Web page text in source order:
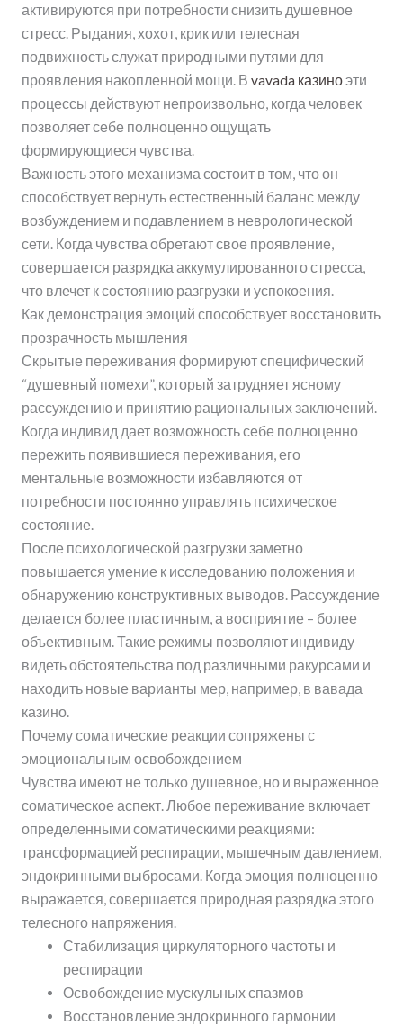
активируются при потребности снизить душевное
стресс. Рыдания, хохот, крик или телесная
подвижность служат природными путями для
проявления накопленной мощи. В vavada казиноэти
процессы действуют непроизвольно, когда человек
позволяет себе полноценно ощущать
формирующиеся чувства.
Важность этого механизма состоит в том, что он
способствует вернуть естественный баланс между
возбуждением и подавлением в неврологической
сети. Когда чувства обретают свое проявление,
совершается разрядка аккумулированного стресса,
что влечет к состоянию разгрузки и успокоения.
Как демонстрация эмоций способствует восстановить
прозрачность мышления
Скрытые переживания формируют специфический
“душевный помехи”, который затрудняет ясному
рассуждению и принятию рациональных заключений.
Когда индивид дает возможность себе полноценно
пережить появившиеся переживания, его
ментальные возможности избавляются от
потребности постоянно управлять психическое
состояние.
После психологической разгрузки заметно
повышается умение к исследованию положения и
обнаружению конструктивных выводов. Рассуждение
делается более пластичным, а восприятие – более
объективным. Такие режимы позволяют индивиду
видеть обстоятельства под различными ракурсами и
находить новые варианты мер, например, в вавада
казино.
Почему соматические реакции сопряжены с
эмоциональным освобождением
Чувства имеют не только душевное, но и выраженное
соматическое аспект. Любое переживание включает
определенными соматическими реакциями:
трансформацией респирации, мышечным давлением,
эндокринными выбросами. Когда эмоция полноценно
выражается, совершается природная разрядка этого
телесного напряжения.
Стабилизация циркуляторного частоты и
респирации
Освобождение мускульных спазмов
Восстановление эндокринного гармонии